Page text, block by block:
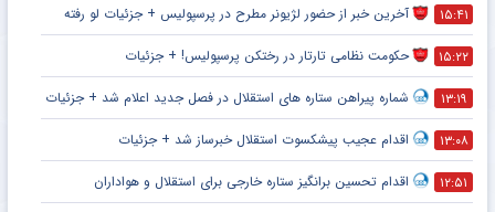
۱۵:۴۱ آخرین خبر از حضور لژیونر مطرح در پرسپولیس + جزئیات لو رفته
۱۵:۲۲ حکومت نظامی تارتار در رختکن پرسپولیس! + جزئیات
۱۳:۱۹ شماره پیراهن ستاره های استقلال در فصل جدید اعلام شد + جزئیات
۱۳:۰۸ اقدام عجیب پیشکسوت استقلال خبرساز شد + جزئیات
۱۲:۵۱ اقدام تحسین برانگیز ستاره خارجی برای استقلال و هواداران